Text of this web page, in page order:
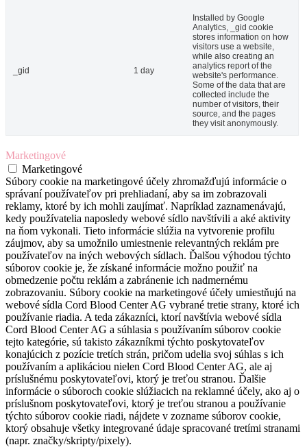
_gid 1 day
Installed by Google
Analytics, _gid cookie
stores information on how
visitors use a website,
while also creating an
analytics report of the
website's performance.
Some of the data that are
collected include the
number of visitors, their
source, and the pages
they visit anonymously.
Marketingové
Marketingové
Súbory cookie na marketingové účely zhromažďujú informácie o
správaní používateľov pri prehliadaní, aby sa im zobrazovali
reklamy, ktoré by ich mohli zaujímať. Napríklad zaznamenávajú,
kedy používatelia naposledy webové sídlo navštívili a aké aktivity
na ňom vykonali. Tieto informácie slúžia na vytvorenie profilu
záujmov, aby sa umožnilo umiestnenie relevantných reklám pre
používateľov na iných webových sídlach. Ďalšou výhodou týchto
súborov cookie je, že získané informácie možno použiť na
obmedzenie počtu reklám a zabránenie ich nadmernému
zobrazovaniu. Súbory cookie na marketingové účely umiestňujú na
webové sídla Cord Blood Center AG vybrané tretie strany, ktoré ich
používanie riadia. A teda zákazníci, ktorí navštívia webové sídla
Cord Blood Center AG a súhlasia s používaním súborov cookie
tejto kategórie, sú takisto zákazníkmi týchto poskytovateľov
konajúcich z pozície tretích strán, pričom udelia svoj súhlas s ich
používaním a aplikáciou nielen Cord Blood Center AG, ale aj
príslušnému poskytovateľovi, ktorý je treťou stranou. Ďalšie
informácie o súboroch cookie slúžiacich na reklamné účely, ako aj o
príslušnom poskytovateľovi, ktorý je treťou stranou a používanie
týchto súborov cookie riadi, nájdete v zozname súborov cookie,
ktorý obsahuje všetky integrované údaje spracované tretími stranami
(napr. značky/skripty/pixely).